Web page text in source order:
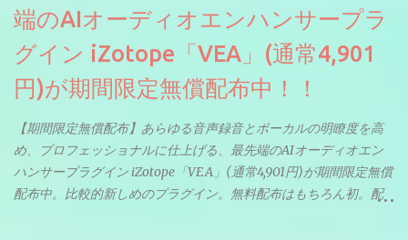
端のAIオーディオエンハンサープラ
グイン iZotope「VEA」(通常4,901
円)が期間限定無償配布中！！
【期間限定無償配布】あらゆる音声録音とボーカルの明瞭度を高
め、プロフェッショナルに仕上げる、最先端のAIオーディオエン
ハンサープラグイン iZotope「VEA」(通常4,901円)が期間限定無償
配布中。比較的新しめのプラグイン。無料配布はもちろん初。配